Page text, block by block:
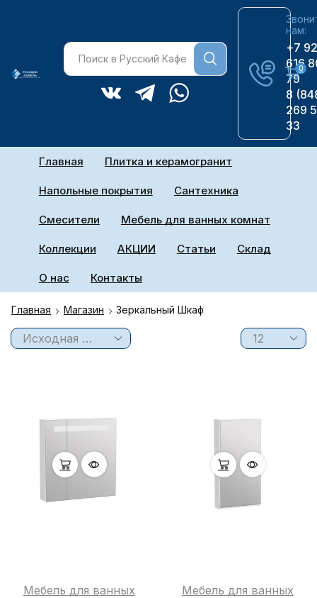
нам:
+7
616
79
8
269
33
0
Главная Плитка и керамогранит
Напольные покрытия Сантехника
Смесители Мебель для ванных комнат
Коллекции АКЦИИ Статьи Склад
О нас Контакты
Главная Магазин Зеркальный Шкаф
Мебель для ванных
Мебель для ванных